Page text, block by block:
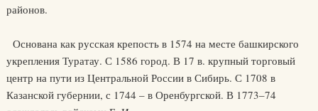
районов.
Основана как русская крепость в 1574 на месте башкирского
укрепления Туратау. С 1586 город. В 17 в. крупный торговый
центр на пути из Центральной России в Сибирь. С 1708 в
Казанской губернии, с 1744 – в Оренбургской. В 1773–74